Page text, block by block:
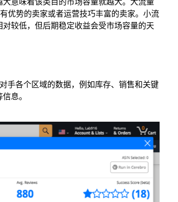
优势的卖家或者运营技巧丰富的卖家。小流
较低，但后期稳定收益会受市场容量的天
手各个区域的数据，例如库存、销售和关键
息。